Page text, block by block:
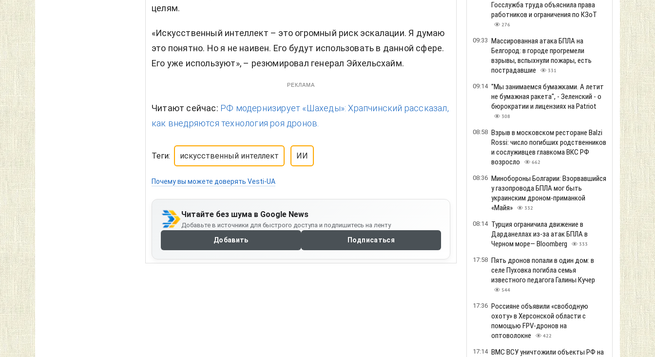
целям.
«Искусственный интеллект – это огромный риск эскалации. Я думаю
это понятно. Но я не наивен. Его будут использовать в данной сфере.
Его уже используют», – резюмировал генерал Эйхельсхайм.
РЕКЛАМА
Читают сейчас: РФ модернизирует «Шахеды»: Храпчинский рассказал,
как внедряются технология роя дронов.
Теги: искусственный интеллект ИИ
Почему вы можете доверять Vesti-UA
Читайте без шума в Google News
Добавьте в источники для быстрого доступа и подпишитесь на ленту
Добавить Подписаться
Госслужба труда объяснила права
работников и ограничения по КЗоТ
276
09:33 Массированная атака БПЛА на
Белгород: в городе прогремели
взрывы, вспыхнули пожары, есть
пострадавшие
331
09:14 "Мы занимаемся бумажками. А летит
не бумажная ракета", - Зеленский - о
бюрократии и лицензиях на Patriot
308
08:58 Взрыв в московском ресторане Balzi
Rossi: число погибших родственников
и сослуживцев главкома ВКС РФ
возросло
662
08:36 Минобороны Болгарии: Взорвавшийся
у газопровода БПЛА мог быть
украинским дроном-приманкой
«Майя»
332
08:14 Турция ограничила движение в
Дарданеллах из-за атак БПЛА в
Черном море— Bloomberg
333
17:58 Пять дронов попали в один дом: в
селе Пуховка погибла семья
известного педагога Галины Кучер
544
17:36 Россияне объявили «свободную
охоту» в Херсонской области с
помощью FPV-дронов на
оптоволокне
422
17:14 ВМС ВСУ уничтожили объекты РФ на